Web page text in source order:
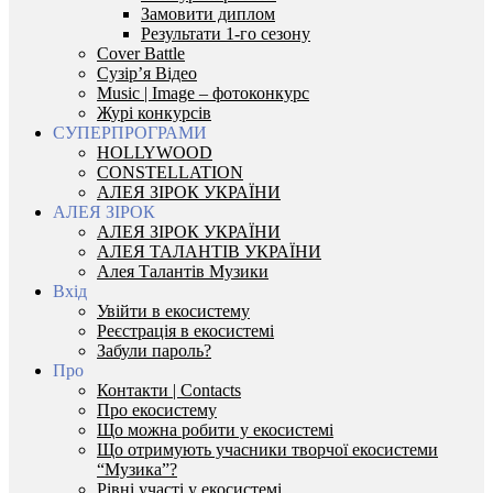
Замовити диплом
Результати 1-го сезону
Cover Battle
Сузір’я Відео
Music | Image – фотоконкурс
Журі конкурсів
СУПЕРПРОГРАМИ
HOLLYWOOD
CONSTELLATION
АЛЕЯ ЗІРОК УКРАЇНИ
АЛЕЯ ЗІРОК
АЛЕЯ ЗІРОК УКРАЇНИ
АЛЕЯ ТАЛАНТІВ УКРАЇНИ
Алея Талантів Музики
Вхід
Увійти в екосистему
Реєстрація в екосистемі
Забули пароль?
Про
Контакти | Contacts
Про екосистему
Що можна робити у екосистемі
Що отримують учасники творчої екосистеми
“Музика”?
Рівні участі у екосистемі